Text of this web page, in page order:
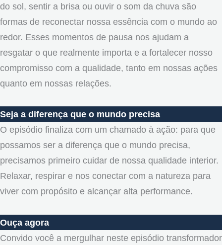
do sol, sentir a brisa ou ouvir o som da chuva são
formas de reconectar nossa essência com o mundo ao
redor. Esses momentos de pausa nos ajudam a
resgatar o que realmente importa e a fortalecer nosso
compromisso com a qualidade, tanto em nossas ações
quanto em nossas relações.
Seja a diferença que o mundo precisa
O episódio finaliza com um chamado à ação: para que
possamos ser a diferença que o mundo precisa,
precisamos primeiro cuidar de nossa qualidade interior.
Relaxar, respirar e nos conectar com a natureza para
viver com propósito e alcançar alta performance.
Ouça agora
Convido você a mergulhar neste episódio transformador